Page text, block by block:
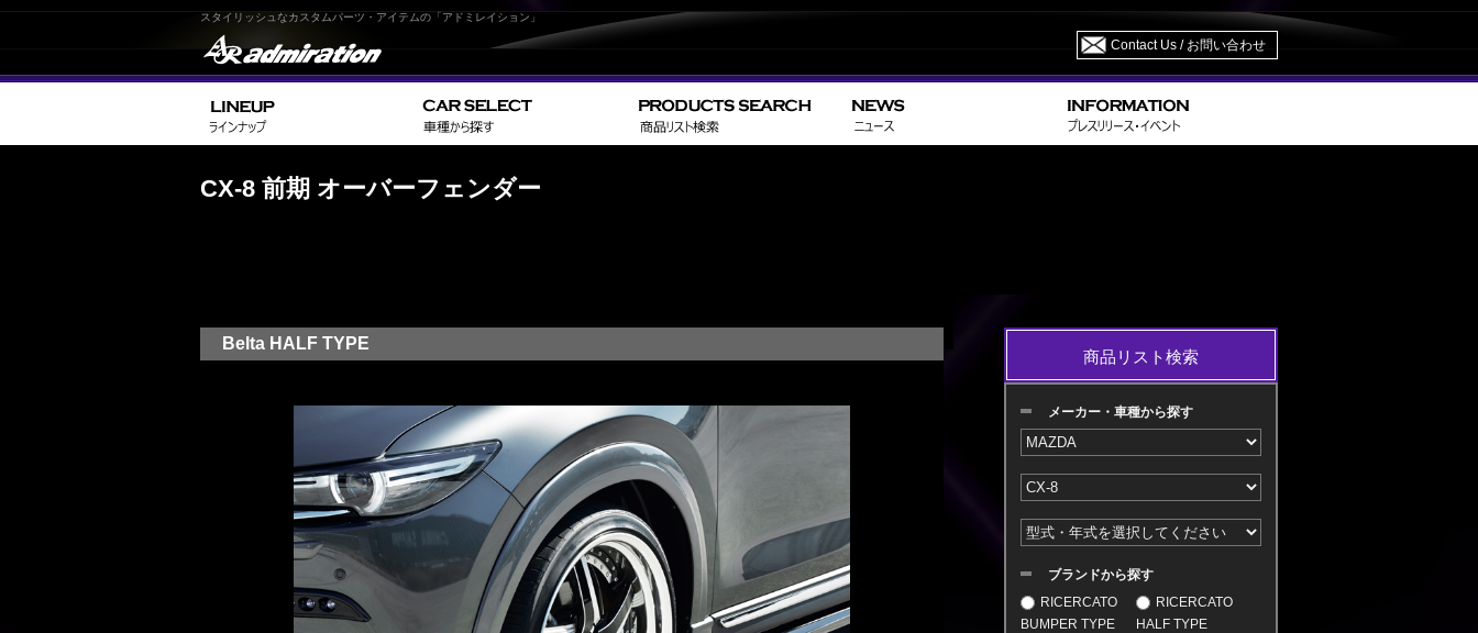
スタイリッシュなカスタムパーツ・アイテムの「アドミレイション」
Contact Us / お問い合わせ
CX-8 前期 オーバーフェンダー
Belta HALF TYPE
商品リスト検索
メーカー・車種から探す
ブランドから探す
RICERCATO
BUMPER TYPE
RICERCATO
HALF TYPE